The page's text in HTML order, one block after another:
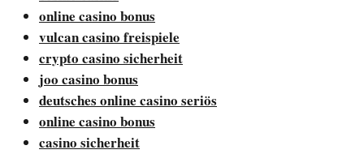
online casino bonus
vulcan casino freispiele
crypto casino sicherheit
joo casino bonus
deutsches online casino seriös
online casino bonus
casino sicherheit